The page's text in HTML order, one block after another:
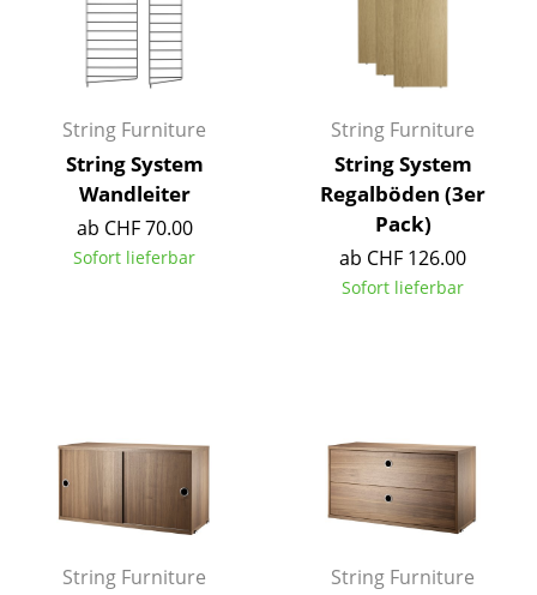
... alle Leuchten
Betten
Doppelbetten
Einzelbetten
Stapelbetten
Accessoires
Uhren
Spiegel
Figuren & Miniaturen
String Furniture
String System
Wandleiter
ab CHF 70.00
Sofort lieferbar
String Furniture
String System
Regalböden (3er
Pack)
ab CHF 126.00
Sofort lieferbar
String Furniture String Furniture